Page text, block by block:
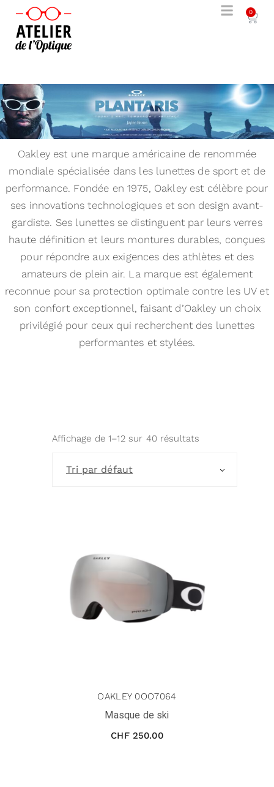
0
Oakley est une marque américaine de renommée
mondiale spécialisée dans les lunettes de sport et de
performance. Fondée en 1975, Oakley est célèbre pour
ses innovations technologiques et son design avant-
gardiste. Ses lunettes se distinguent par leurs verres
haute définition et leurs montures durables, conçues
pour répondre aux exigences des athlètes et des
amateurs de plein air. La marque est également
reconnue pour sa protection optimale contre les UV et
son confort exceptionnel, faisant d’Oakley un choix
privilégié pour ceux qui recherchent des lunettes
performantes et stylées.
Affichage de 1–12 sur 40 résultats
Tri par défaut
OAKLEY 0OO7064
Masque de ski
CHF250.00